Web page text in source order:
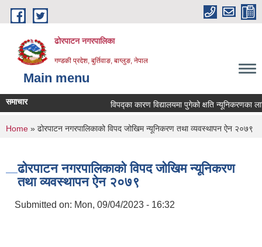
Skip to main content
ढोरपाटन नगरपालिका
गण्डकी प्रदेश, बुर्तिवाङ, बाग्लुङ, नेपाल
Main menu
समाचार विपद्का कारण विद्यालयमा पुगेको क्षति न्यूनिकरणका
You are here
Home » ढोरपाटन नगरपालिकाको विपद जोखिम न्यूनिकरण तथा व्यवस्थापन ऐन २०७९
ढोरपाटन नगरपालिकाको विपद जोखिम न्यूनिकरण
तथा व्यवस्थापन ऐन २०७९
Submitted on: Mon, 09/04/2023 - 16:32